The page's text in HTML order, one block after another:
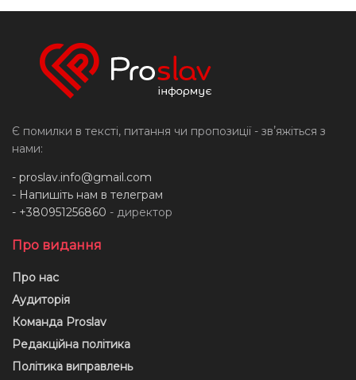
Є помилки в тексті, питання чи пропозиції - звʼяжіться з
нами:
- proslav.info@gmail.com
- Напишіть нам в телеграм
- +380951256860 - директор
Про видання
Про нас
Аудиторія
Команда Proslav
Редакційна політика
Політика виправлень